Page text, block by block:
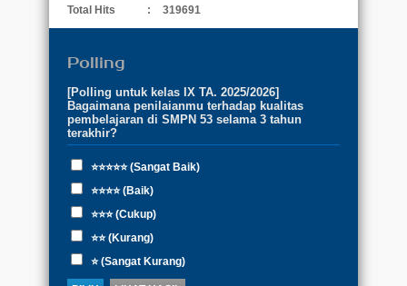
Total Hits
: 319691
Polling
[Polling untuk kelas IX TA. 2025/2026]
Bagaimana penilaianmu terhadap kualitas
pembelajaran di SMPN 53 selama 3 tahun
terakhir?
⭐⭐⭐⭐⭐ (Sangat Baik)
⭐⭐⭐⭐ (Baik)
⭐⭐⭐ (Cukup)
⭐⭐ (Kurang)
⭐ (Sangat Kurang)